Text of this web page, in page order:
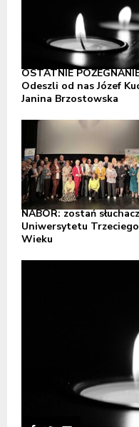
OSTATNIE
Odeszli od nas Józef
Janina Brzostowska
NABÓR: zostań
Uniwersytetu Trzeciego
Wieku